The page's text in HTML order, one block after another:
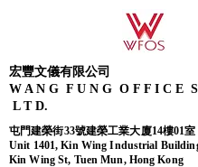
宏豐文儀有限公司
W A N G F U N G O F F I C E S
L T D.
屯門建榮街33號建榮工業大廈14樓01室
Unit 1401, Kin Wing Industrial
Kin Wing St, Tuen Mun, Hong Kong